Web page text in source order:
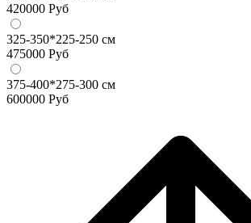
420000 Руб
325-350*225-250 см
475000 Руб
375-400*275-300 см
600000 Руб